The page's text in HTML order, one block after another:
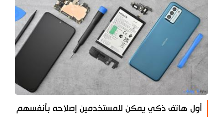
أول هاتف ذكي يمكن للمستخدمين إصلاحه بأنفسهم